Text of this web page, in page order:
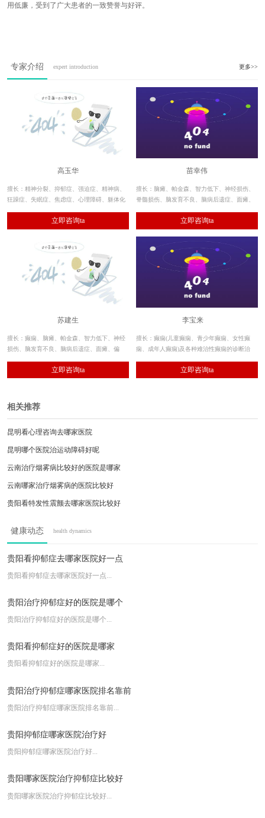
用低廉，受到了广大患者的一致赞誉与好评。
专家介绍 expert introduction 更多>>
高玉华
擅长：精神分裂、抑郁症、强迫症、精神病、
狂躁症、失眠症、焦虑症、心理障碍、躯体化
对酒精、毒品依赖及戒断的诊疗也具有独到见
解，临床疗效显著。
立即咨询ta
苗幸伟
擅长：脑瘫、帕金森、智力低下、神经损伤、
脊髓损伤、脑发育不良、脑病后遗症、面瘫、
缩等神经系统疾病。立即咨询ta
苏建生
擅长：癫痫、脑瘫、帕金森、智力低下、神经
损伤、脑发育不良、脑病后遗症、面瘫、偏
系统疾病，对多学科诊疗康复体系有着独到见
立即咨询ta
李宝来
擅长：癫痫(儿童癫痫、青少年癫痫、女性癫
痫、成年人癫痫)及各种难治性癫痫的诊断治
立即咨询ta
相关推荐
昆明看心理咨询去哪家医院
昆明哪个医院治运动障碍好呢
云南治疗烟雾病比较好的医院是哪家
云南哪家治疗烟雾病的医院比较好
贵阳看特发性震颤去哪家医院比较好
{昆明癫痫排行}-昆明哪家医院治癫痫
云南哪个医院治癫痫好-云南癫痫
健康动态 health dynamics
贵阳看抑郁症去哪家医院好一点
贵阳看抑郁症去哪家医院好一点...
贵阳治疗抑郁症好的医院是哪个
贵阳治疗抑郁症好的医院是哪个...
贵阳看抑郁症好的医院是哪家
贵阳看抑郁症好的医院是哪家...
贵阳治疗抑郁症哪家医院排名靠前
贵阳治疗抑郁症哪家医院排名靠前...
贵阳抑郁症哪家医院治疗好
贵阳抑郁症哪家医院治疗好...
贵阳哪家医院治疗抑郁症比较好
贵阳哪家医院治疗抑郁症比较好...